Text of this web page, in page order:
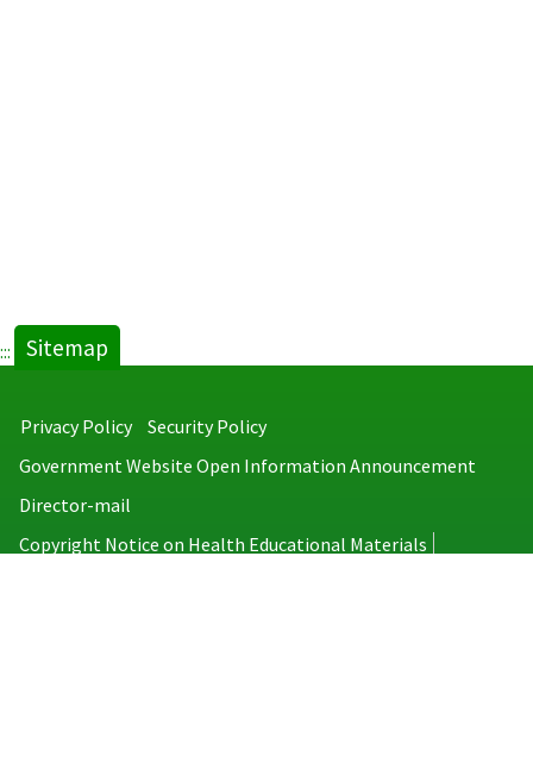
::: Sitemap
Privacy Policy
Security Policy
Government Website Open Information Announcement
Director-mail
Copyright Notice on Health Educational Materials